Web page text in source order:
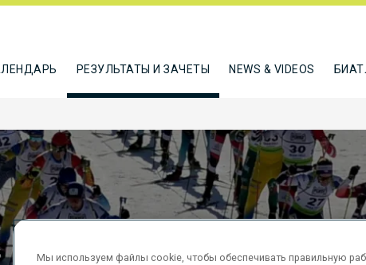
РЕЗУЛЬТАТЫ И ЗАЧЕТЫ NEWS & VIDEOS
Мы используем файлы cookie, чтобы обеспечивать правильную